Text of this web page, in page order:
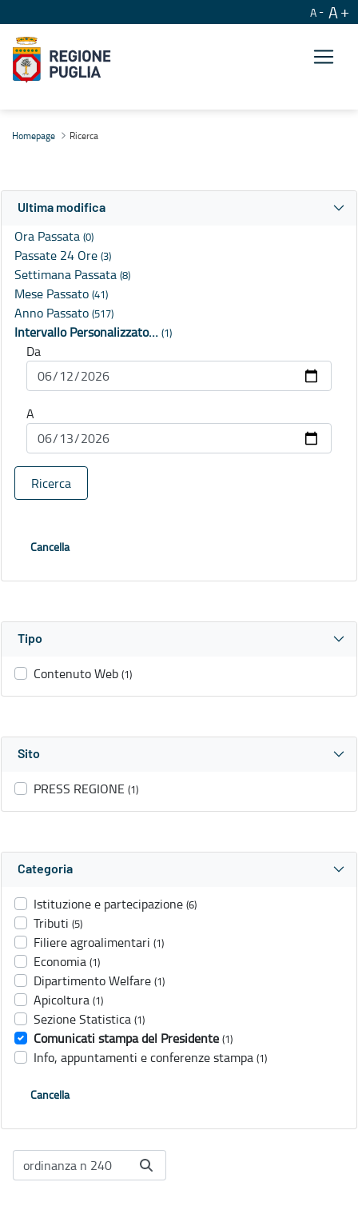
A A
Homepage Ricerca
Ultima modifica
Ora Passata (0)
Passate 24 Ore (3)
Settimana Passata (8)
Mese Passato (41)
Anno Passato (517)
Intervallo Personalizzato… (1)
Da
A
Ricerca
Cancella
Tipo
Contenuto Web (1)
Sito
PRESS REGIONE (1)
Categoria
Istituzione e partecipazione (6)
Tributi (5)
Filiere agroalimentari (1)
Economia (1)
Dipartimento Welfare (1)
Apicoltura (1)
Sezione Statistica (1)
Comunicati stampa del Presidente (1)
Info, appuntamenti e conferenze stampa (1)
Cancella